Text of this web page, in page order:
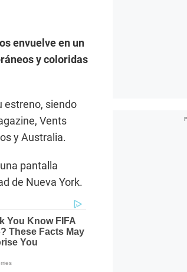
envuelve en un
y coloridas
estreno, siendo
Vents
y Australia.
pantalla
de Nueva York.